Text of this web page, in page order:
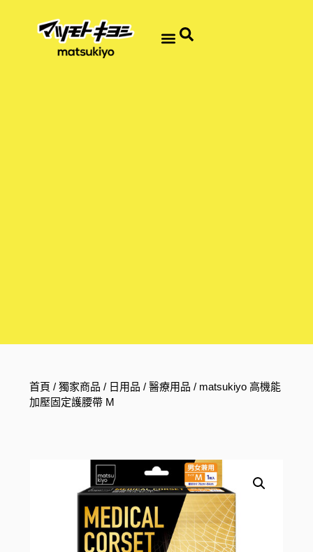
首頁 /獨家商品 / 日用品 /醫療用品 / matsukiyo 高機能
加壓固定護腰帶 M